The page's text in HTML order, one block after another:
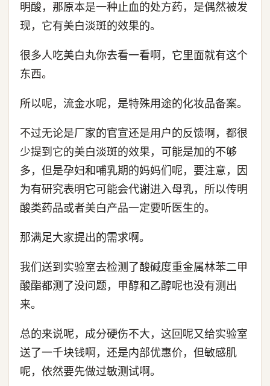
明酸，那原本是一种止血的处方药，是偶然被发
现，它有美白淡斑的效果的。
很多人吃美白丸你去看一看啊，它里面就有这个
东西。
所以呢，流金水呢，是特殊用途的化妆品备案。
不过无论是厂家的官宣还是用户的反馈啊，都很
少提到它的美白淡斑的效果，可能是加的不够
多，但是孕妇和哺乳期的妈妈们呢，要注意，因
为有研究表明它可能会代谢进入母乳，所以传明
酸类药品或者美白产品一定要听医生的。
那满足大家提出的需求啊。
我们送到实验室去检测了酸碱度重金属林苯二甲
酸酯都测了没问题，甲醇和乙醇呢也没有测出
来。
总的来说呢，成分硬伤不大，这回呢又给实验室
送了一千块钱啊，还是内部优惠价，但敏感肌
呢，依然要先做过敏测试啊。